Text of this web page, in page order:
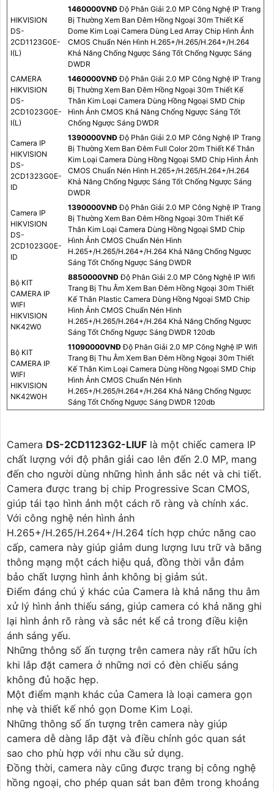
HIKVISION
DS-
2CD1123G0E-
I(L)
1460000VNÐ Độ Phân Giải 2.0 MP Công Nghệ IP Trang
Bị Thường Xem Ban Đêm Hồng Ngoại 30m Thiết Kế
Dome Kim Loại Camera Dùng Led Array Chip Hình Ảnh
CMOS Chuẩn Nén Hình H.265+/H.265/H.264+/H.264
Khả Năng Chống Ngược Sáng Tốt Chống Ngược Sáng
DWDR
CAMERA
HIKVISION
DS-
2CD1023G0E-
I(L)
1460000VNÐ Độ Phân Giải 2.0 MP Công Nghệ IP Trang
Bị Thường Xem Ban Đêm Hồng Ngoại 30m Thiết Kế
Thân Kim Loại Camera Dùng Hồng Ngoại SMD Chip
Hình Ảnh CMOS Khả Năng Chống Ngược Sáng Tốt
Chống Ngược Sáng DWDR
Camera IP
HIKVISION
DS-
2CD1323G0E-
ID
1390000VNÐ Độ Phân Giải 2.0 MP Công Nghệ IP Trang
Bị Thường Xem Ban Đêm Full Color 20m Thiết Kế Thân
Kim Loại Camera Dùng Hồng Ngoại SMD Chip Hình Ảnh
CMOS Chuẩn Nén Hình H.265+/H.265/H.264+/H.264
Khả Năng Chống Ngược Sáng Tốt Chống Ngược Sáng
DWDR
Camera IP
HIKVISION
DS-
2CD1023G0E-
ID
1390000VNÐ Độ Phân Giải 2.0 MP Công Nghệ IP Trang
Bị Thường Xem Ban Đêm Hồng Ngoại 30m Thiết Kế
Thân Kim Loại Camera Dùng Hồng Ngoại SMD Chip
Hình Ảnh CMOS Chuẩn Nén Hình
H.265+/H.265/H.264+/H.264 Khả Năng Chống Ngược
Sáng Tốt Chống Ngược Sáng DWDR
Bộ KIT
CAMERA IP
WIFI
HIKVISION
NK42W0
8850000VNÐ Độ Phân Giải 2.0 MP Công Nghệ IP Wifi
Trang Bị Thu Âm Xem Ban Đêm Hồng Ngoại 30m Thiết
Kế Thân Plastic Camera Dùng Hồng Ngoại SMD Chip
Hình Ảnh CMOS Chuẩn Nén Hình
H.265+/H.265/H.264+/H.264 Khả Năng Chống Ngược
Sáng Tốt Chống Ngược Sáng DWDR 120db
Bộ KIT
CAMERA IP
WIFI
HIKVISION
NK42W0H
11090000VNÐ Độ Phân Giải 2.0 MP Công Nghệ IP Wifi
Trang Bị Thu Âm Xem Ban Đêm Hồng Ngoại 30m Thiết
Kế Thân Kim Loại Camera Dùng Hồng Ngoại SMD Chip
Hình Ảnh CMOS Chuẩn Nén Hình
H.265+/H.265/H.264+/H.264 Khả Năng Chống Ngược
Sáng Tốt Chống Ngược Sáng DWDR 120db
Camera DS-2CD1123G2-LIUF là một chiếc camera IP
chất lượng với độ phân giải cao lên đến 2.0 MP, mang
đến cho người dùng những hình ảnh sắc nét và chi tiết.
Camera được trang bị chip Progressive Scan CMOS,
giúp tái tạo hình ảnh một cách rõ ràng và chính xác.
Với công nghệ nén hình ảnh
H.265+/H.265/H.264+/H.264 tích hợp chức năng cao
cấp, camera này giúp giảm dung lượng lưu trữ và băng
thông mạng một cách hiệu quả, đồng thời vẫn đảm
bảo chất lượng hình ảnh không bị giảm sút.
Điểm đáng chú ý khác của Camera là khả năng thu âm
xử lý hình ảnh thiếu sáng, giúp camera có khả năng ghi
lại hình ảnh rõ ràng và sắc nét kể cả trong điều kiện
ánh sáng yếu.
Những thông số ấn tượng trên camera này rất hữu ích
khi lắp đặt camera ở những nơi có đèn chiếu sáng
không đủ hoặc hẹp.
Một điểm mạnh khác của Camera là loại camera gọn
nhẹ và thiết kế nhỏ gọn Dome Kim Loại.
Những thông số ấn tượng trên camera này giúp
camera dễ dàng lắp đặt và điều chỉnh góc quan sát
sao cho phù hợp với nhu cầu sử dụng.
Đồng thời, camera này cũng được trang bị công nghệ
hồng ngoại, cho phép quan sát ban đêm trong khoảng